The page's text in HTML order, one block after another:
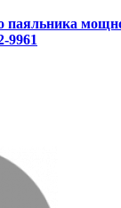
паяльника
9961